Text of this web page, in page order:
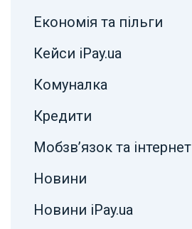
Економія та пільги
Кейси iPay.ua
Комуналка
Кредити
Мобзв’язок та інтернет
Новини
Новини iPay.ua